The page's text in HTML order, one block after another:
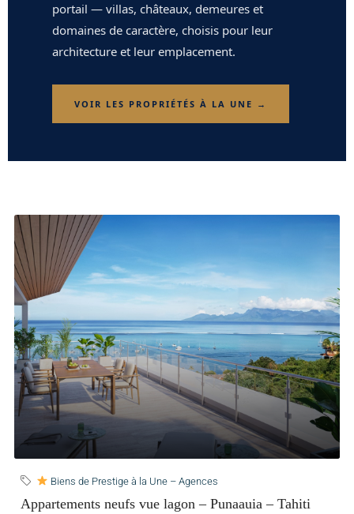
portail — villas, châteaux, demeures et
domaines de caractère, choisis pour leur
architecture et leur emplacement.
VOIR LES PROPRIÉTÉS À LA UNE →
Biens de Prestige à la Une – Agences
Appartements neufs vue lagon – Punaauia – Tahiti